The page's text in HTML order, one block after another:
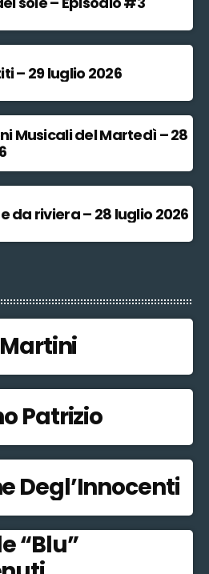
– 29 luglio 2026
Musicali del Martedì – 28
da riviera – 28 luglio 2026
Patrizio
Degl’Innocenti
“Blu”